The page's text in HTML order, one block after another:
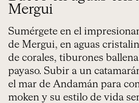
Mergui
Sumérgete en el
de Mergui, en aguas
de corales, tiburones
payaso. Subir a un
el mar de Andamán para
moken y su estilo de vida